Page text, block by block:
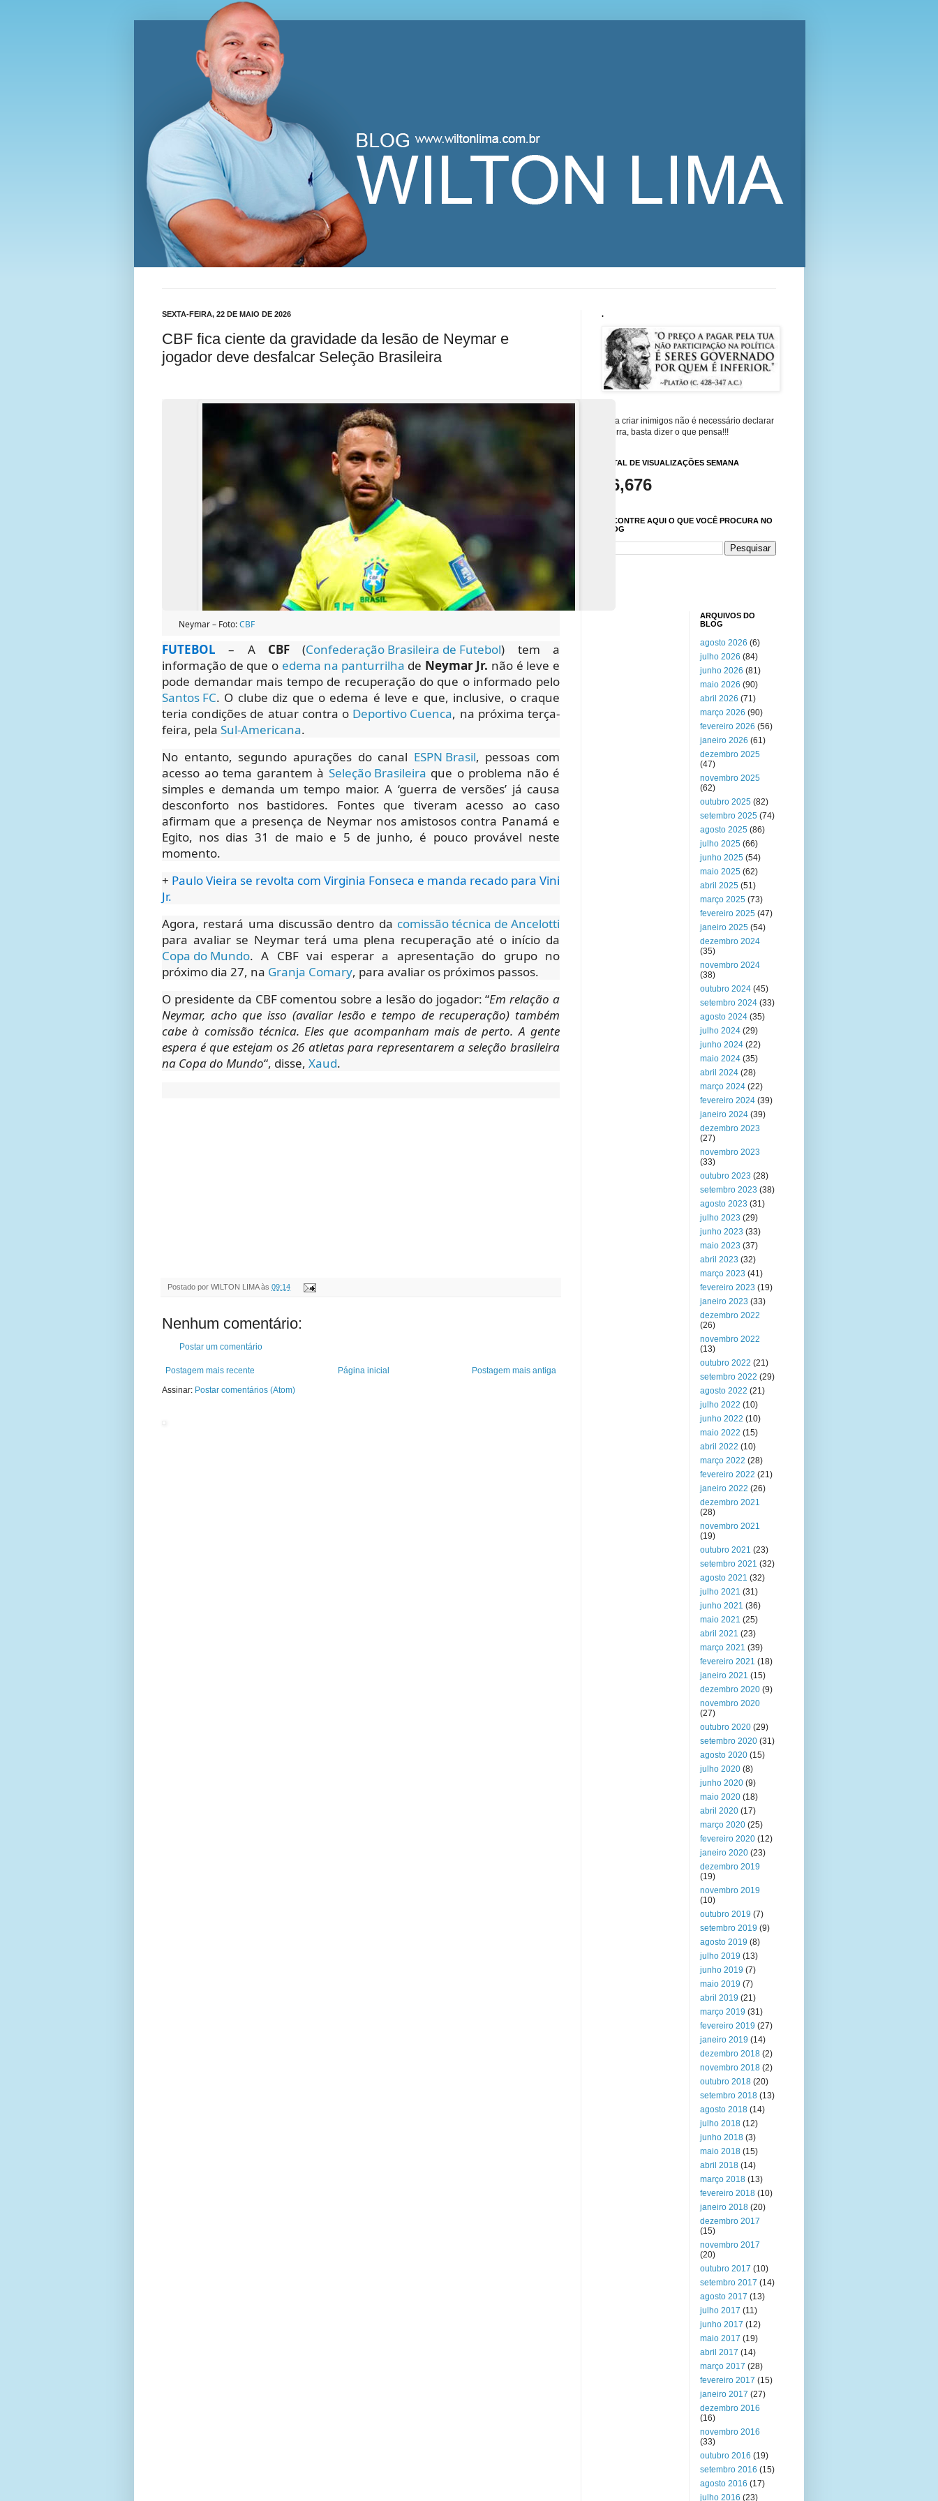
Blog Wilton Lima
SEXTA-FEIRA, 22 DE MAIO DE 2026
CBF fica ciente da gravidade da lesão de Neymar e
jogador deve desfalcar Seleção Brasileira
Neymar – Foto:CBF
FUTEBOL – A CBF (Confederação Brasileira de Futebol) tem a
informação de que o edema na panturrilha de Neymar Jr. não é leve e
pode demandar mais tempo de recuperação do que o informado pelo
Santos FC. O clube diz que o edema é leve e que, inclusive, o craque
teria condições de atuar contra o Deportivo Cuenca, na próxima terça-
feira, pela Sul-Americana.
No entanto, segundo apurações do canal ESPN Brasil, pessoas com
acesso ao tema garantem à Seleção Brasileira que o problema não é
simples e demanda um tempo maior. A ‘guerra de versões’ já causa
desconforto nos bastidores. Fontes que tiveram acesso ao caso
afirmam que a presença de Neymar nos amistosos contra Panamá e
Egito, nos dias 31 de maio e 5 de junho, é pouco provável neste
momento.
+ Paulo Vieira se revolta com Virginia Fonseca e manda recado para Vini
Jr.
Agora, restará uma discussão dentro da comissão técnica de Ancelotti
para avaliar se Neymar terá uma plena recuperação até o início da
Copa do Mundo. A CBF vai esperar a apresentação do grupo no
próximo dia 27, na Granja Comary, para avaliar os próximos passos.
O presidente da CBF comentou sobre a lesão do jogador: “Em relação a
Neymar, acho que isso (avaliar lesão e tempo de recuperação) também
cabe à comissão técnica. Eles que acompanham mais de perto. A gente
espera é que estejam os 26 atletas para representarem a seleção brasileira
na Copa do Mundo“, disse, Xaud.
Postado por WILTON LIMA às 09:14
Nenhum comentário:
Postar um comentário
Postagem mais recente Postagem mais antiga
Página inicial
Assinar: Postar comentários (Atom)
.
Para criar inimigos não é necessário declarar
guerra, basta dizer o que pensa!!!
TOTAL DE VISUALIZAÇÕES SEMANA
26,676
ENCONTRE AQUI O QUE VOCÊ PROCURA NO
BLOG
ARQUIVOS DO
BLOG
agosto 2026 (6)
julho 2026 (84)
junho 2026 (81)
maio 2026 (90)
abril 2026 (71)
março 2026 (90)
fevereiro 2026 (56)
janeiro 2026 (61)
dezembro 2025
(47)
novembro 2025
(62)
outubro 2025 (82)
setembro 2025 (74)
agosto 2025 (86)
julho 2025 (66)
junho 2025 (54)
maio 2025 (62)
abril 2025 (51)
março 2025 (73)
fevereiro 2025 (47)
janeiro 2025 (54)
dezembro 2024
(35)
novembro 2024
(38)
outubro 2024 (45)
setembro 2024 (33)
agosto 2024 (35)
julho 2024 (29)
junho 2024 (22)
maio 2024 (35)
abril 2024 (28)
março 2024 (22)
fevereiro 2024 (39)
janeiro 2024 (39)
dezembro 2023
(27)
novembro 2023
(33)
outubro 2023 (28)
setembro 2023 (38)
agosto 2023 (31)
julho 2023 (29)
junho 2023 (33)
maio 2023 (37)
abril 2023 (32)
março 2023 (41)
fevereiro 2023 (19)
janeiro 2023 (33)
dezembro 2022
(26)
novembro 2022
(13)
outubro 2022 (21)
setembro 2022 (29)
agosto 2022 (21)
julho 2022 (10)
junho 2022 (10)
maio 2022 (15)
abril 2022 (10)
março 2022 (28)
fevereiro 2022 (21)
janeiro 2022 (26)
dezembro 2021
(28)
novembro 2021
(19)
outubro 2021 (23)
setembro 2021 (32)
agosto 2021 (32)
julho 2021 (31)
junho 2021 (36)
maio 2021 (25)
abril 2021 (23)
março 2021 (39)
fevereiro 2021 (18)
janeiro 2021 (15)
dezembro 2020 (9)
novembro 2020
(27)
outubro 2020 (29)
setembro 2020 (31)
agosto 2020 (15)
julho 2020 (8)
junho 2020 (9)
maio 2020 (18)
abril 2020 (17)
março 2020 (25)
fevereiro 2020 (12)
janeiro 2020 (23)
dezembro 2019
(19)
novembro 2019
(10)
outubro 2019 (7)
setembro 2019 (9)
agosto 2019 (8)
julho 2019 (13)
junho 2019 (7)
maio 2019 (7)
abril 2019 (21)
março 2019 (31)
fevereiro 2019 (27)
janeiro 2019 (14)
dezembro 2018 (2)
novembro 2018 (2)
outubro 2018 (20)
setembro 2018 (13)
agosto 2018 (14)
julho 2018 (12)
junho 2018 (3)
maio 2018 (15)
abril 2018 (14)
março 2018 (13)
fevereiro 2018 (10)
janeiro 2018 (20)
dezembro 2017
(15)
novembro 2017
(20)
outubro 2017 (10)
setembro 2017 (14)
agosto 2017 (13)
julho 2017 (11)
junho 2017 (12)
maio 2017 (19)
abril 2017 (14)
março 2017 (28)
fevereiro 2017 (15)
janeiro 2017 (27)
dezembro 2016
(16)
novembro 2016
(33)
outubro 2016 (19)
setembro 2016 (15)
agosto 2016 (17)
julho 2016 (23)